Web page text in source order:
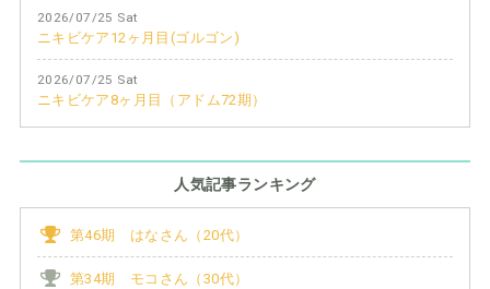
2026/07/25 Sat
ニキビケア12ヶ月目(ゴルゴン)
2026/07/25 Sat
ニキビケア8ヶ月目（アドム72期）
人気記事ランキング
第46期 はなさん（20代）
第34期 モコさん（30代）